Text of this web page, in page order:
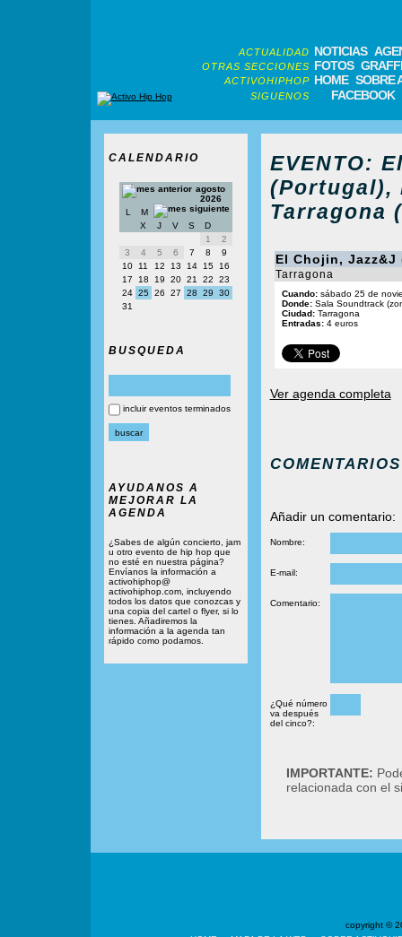
ACTUALIDAD NOTICIAS
OTRAS SECCIONES FOTOS
ACTIVOHIPHOP HOME SOBRE
SIGUENOS FACEBOOK
CALENDARIO
agosto
2026
L
M
X
J V S
D
1
2
3
4 5 6 7 8
9
10
11 12 13 14 15
16
17
18 19 20 21 22
23
24 25 26 27 28 29
30
31
BUSQUEDA
incluir eventos terminados
AYUDANOS A
MEJORAR LA
AGENDA
¿Sabes de algún concierto, jam
u otro evento de hip hop que
no esté en nuestra página?
Envíanos la información a
activohiphop@
activohiphop.com, incluyendo
todos los datos que conozcas y
una copia del cartel o flyer, si lo
tienes. Añadiremos la
información a la agenda tan
rápido como podamos.
EVENTO:
(Portugal),
Tarragona
El Chojin,
Tarragona
Cuando:sábado 25 de
Donde:Sala Soundtrack
Ciudad:Tarragona
Entradas: 4 euros
Ver agenda completa
COMENTARIOS
Añadir un comentario:
Nombre:
E-mail:
Comentario:
¿Qué número
va después
del cinco?:
IMPORTANTE:
relacionada con el
copyright ©